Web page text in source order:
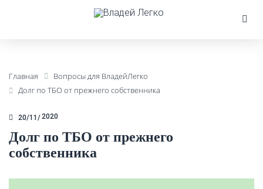
Главная
Вопросы для ВладейЛегко
Долг по ТБО от прежнего собственника
20/11 2020
Долг по ТБО от прежнего
собственника